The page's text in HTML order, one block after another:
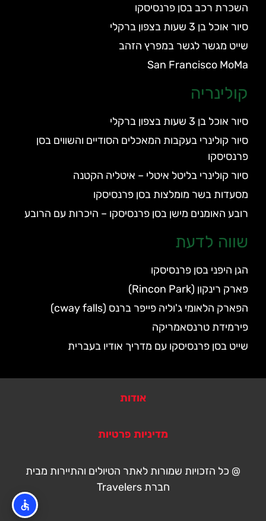
השכרת רכב בסן פרנסיסקו
סיור אוכל בן 3 שעות בצפון ברקלי
שייט מגשר לגשר במפרץ הזהב
San Francisco MoMa
קולינריה
סיור אוכל בן 3 שעות בצפון ברקלי
סיור קולינרי בעקבות המאכלים הסודיים והשווים בסן
פרנסיסקו
סיור קולינרי בליטל איטלי – איטליה הקטנה
מסעדות בשר מומלצות בסן פרנסיסקו
רובע האומנים מישן בסן פרנסיסקו – היכרות עם הרובע
שווה לדעת
הגן היפני בסן פרנסיסקו
פארק רינקון (Rincon Park)
הפארק הלאומי ג'וליה פייפר ברנס (cway falls)
פירמידת טרנסאמריקה
שייט בסן פרנסיסקו עם מדריך אודיו בעברית
אודות
מדיניות פרטיות
@ כל הזכויות שמורות לאתר הטיולים והתיירות מבית
חברת Travelers